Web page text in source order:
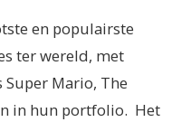
en populairste
ter wereld, met
Mario, The
in hun portfolio. Het